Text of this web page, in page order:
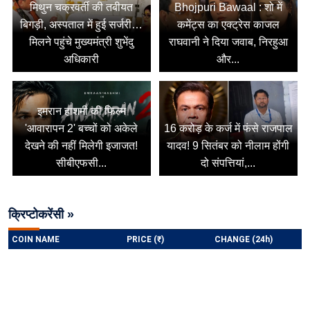
मिथुन चक्रवर्ती की तबीयत
बिगड़ी, अस्पताल में हुई सर्जरी…
मिलने पहुंचे मुख्यमंत्री शुभेंदु
अधिकारी
Bhojpuri Bawaal : शो में
कमेंट्स का एक्ट्रेस काजल
राघवानी ने दिया जवाब, निरहुआ
और...
इमरान हाशमी की फिल्म
'आवारापन 2' बच्चों को अकेले
देखने की नहीं मिलेगी इजाजत!
सीबीएफसी...
16 करोड़ के कर्ज में फंसे राजपाल
यादव! 9 सितंबर को नीलाम होंगी
दो संपत्तियां,...
क्रिप्टोकरेंसी »